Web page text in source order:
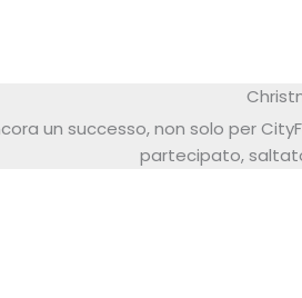
un successo, non solo per
partecipato,